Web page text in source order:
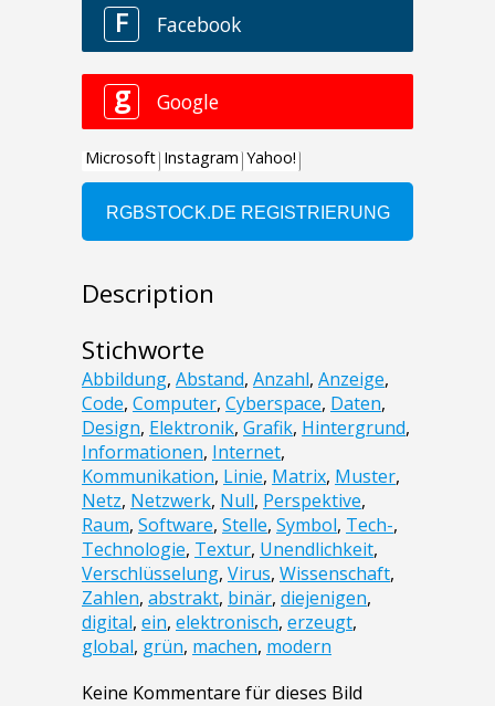
Description
Stichworte
Abbildung, Abstand, Anzahl, Anzeige,
Code, Computer, Cyberspace, Daten,
Design, Elektronik, Grafik, Hintergrund,
Informationen, Internet,
Kommunikation, Linie, Matrix, Muster,
Netz, Netzwerk, Null, Perspektive,
Raum, Software, Stelle, Symbol, Tech-,
Technologie, Textur, Unendlichkeit,
Verschlüsselung, Virus, Wissenschaft,
Zahlen, abstrakt, binär, diejenigen,
digital, ein, elektronisch, erzeugt,
global, grün, machen, modern
Keine Kommentare für dieses Bild